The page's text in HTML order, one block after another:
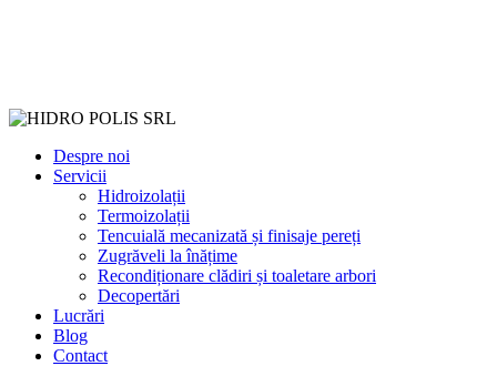
Despre noi
Servicii
Hidroizolații
Termoizolații
Tencuială mecanizată și finisaje pereți
Zugrăveli la înățime
Recondiționare clădiri și toaletare arbori
Decopertări
Lucrări
Blog
Contact